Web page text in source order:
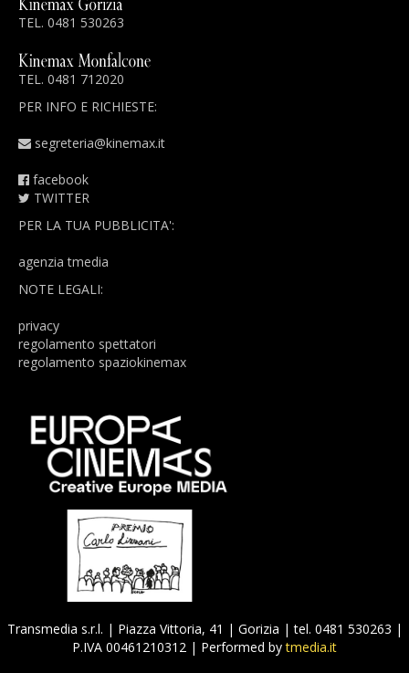
TEL. 0481 530263
TEL. 0481 712020
PER INFO E RICHIESTE:
segreteria@kinemax.it
facebook
TWITTER
PER LA TUA PUBBLICITA':
agenzia tmedia
NOTE LEGALI:
privacy
regolamento spettatori
regolamento spaziokinemax
Transmedia s.r.l. | Piazza Vittoria, 41 | Gorizia | tel. 0481 530263 |
P.IVA 00461210312 | Performed bytmedia.it